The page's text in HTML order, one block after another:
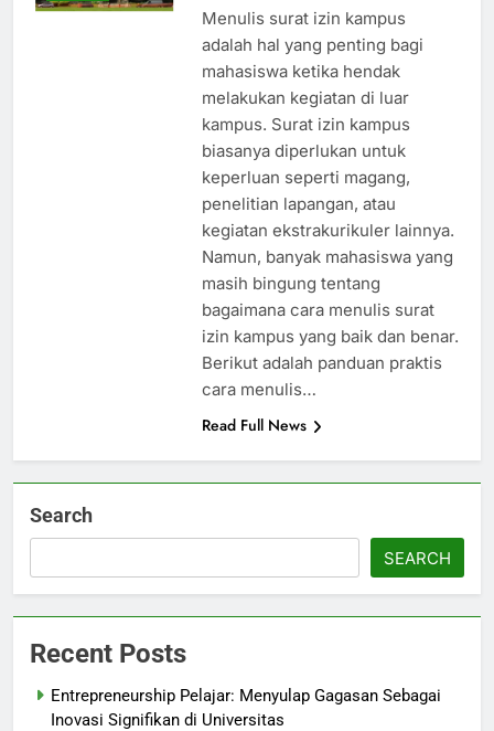
Menulis surat izin kampus
adalah hal yang penting bagi
mahasiswa ketika hendak
melakukan kegiatan di luar
kampus. Surat izin kampus
biasanya diperlukan untuk
keperluan seperti magang,
penelitian lapangan, atau
kegiatan ekstrakurikuler lainnya.
Namun, banyak mahasiswa yang
masih bingung tentang
bagaimana cara menulis surat
izin kampus yang baik dan benar.
Berikut adalah panduan praktis
cara menulis…
Read Full News
Search
SEARCH
Recent Posts
Entrepreneurship Pelajar: Menyulap Gagasan Sebagai
Inovasi Signifikan di Universitas